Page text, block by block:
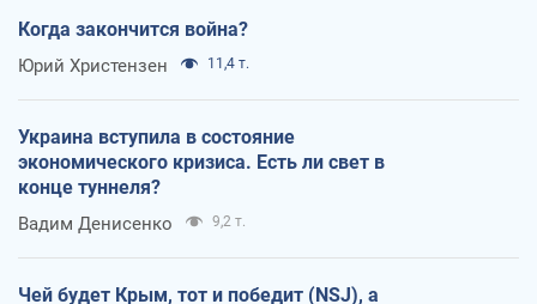
Когда закончится война?
Юрий Христензен 11,4 т.
Украина вступила в состояние
экономического кризиса. Есть ли свет в
конце туннеля?
Вадим Денисенко 9,2 т.
Чей будет Крым, тот и победит (NSJ), а